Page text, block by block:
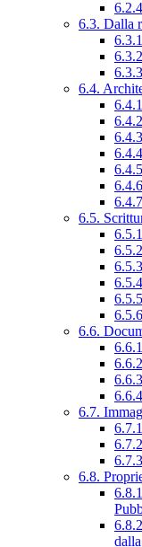
6.3. Dalla
6.4.
6.5.
6.6.
6.7.
6.8.